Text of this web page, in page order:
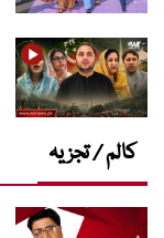
کالم / تجزیہ